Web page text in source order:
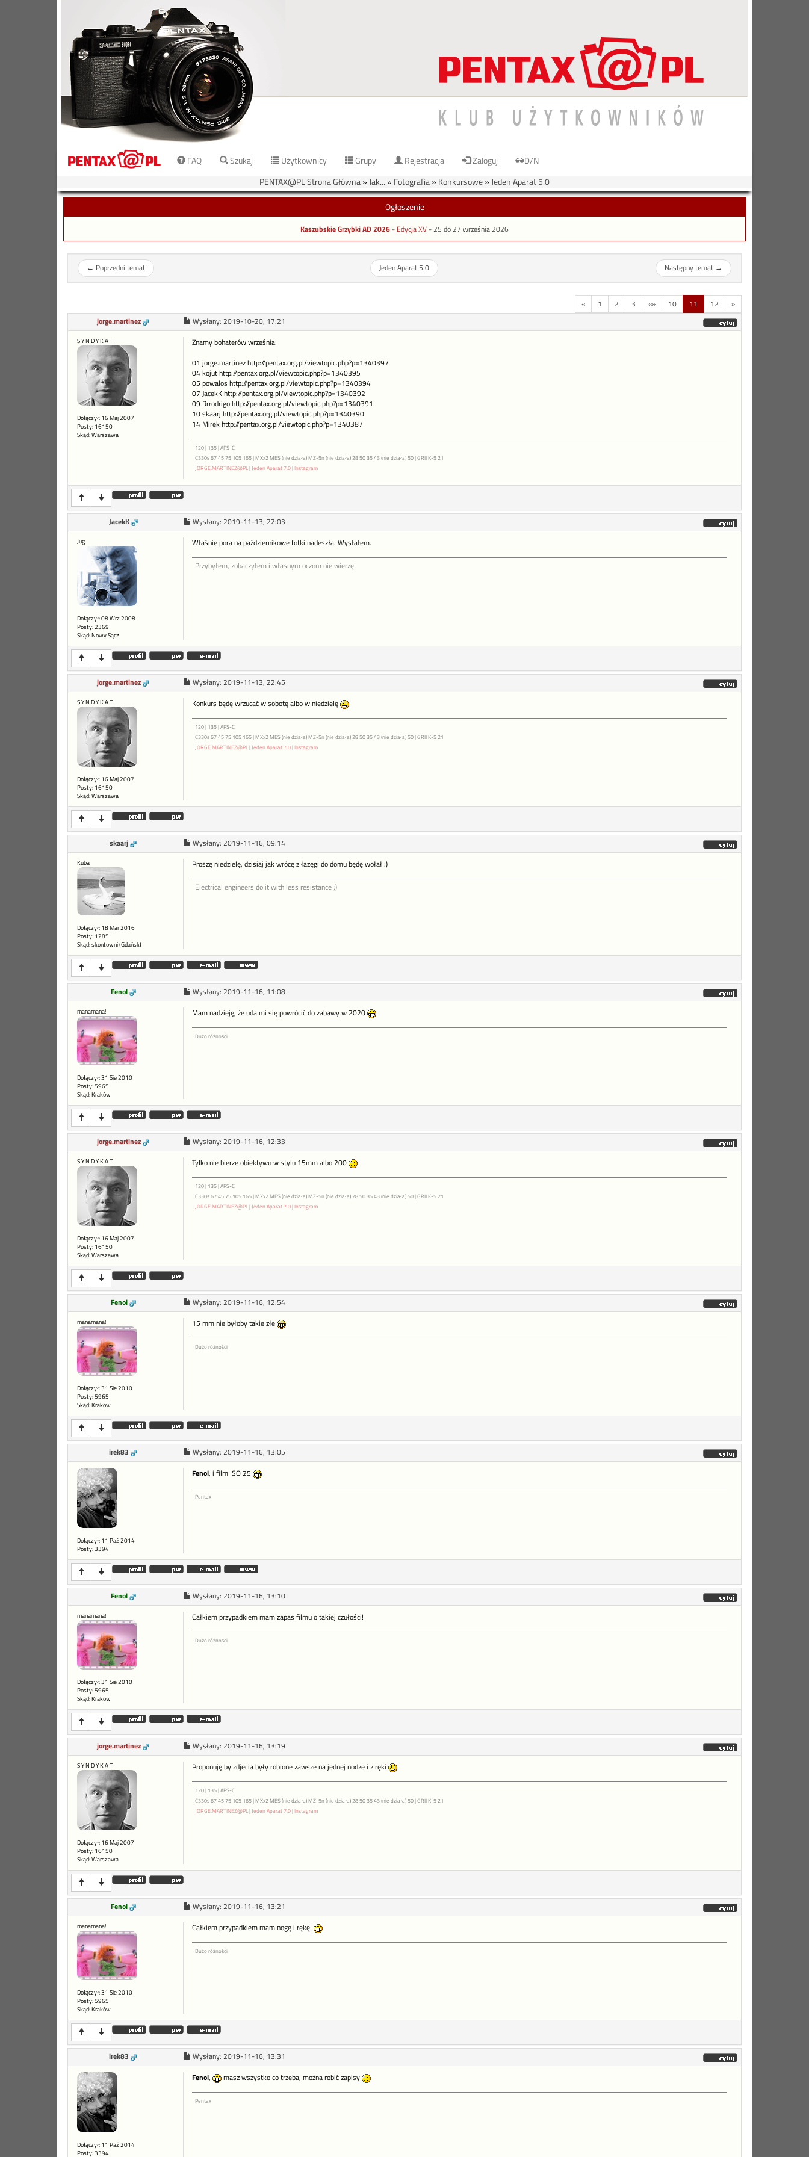
FAQ Szukaj Użytkownicy Grupy Rejestracja Zaloguj
D/N
PENTAX@PL Strona Główna» Jak... » Fotografia» Konkursowe» Jeden Aparat 5.0
Ogłoszenie
Kaszubskie Grzybki AD 2026- Edycja XV -25 do 27 września 2026
← Poprzedni temat Jeden Aparat 5.0 Następny temat→
« 1 2 3 «» 10 11 12 »
jorge.martinez Wysłany: 2019-10-20, 17:21
S Y N D Y K A T
Dołączył: 16 Maj 2007
Posty: 16150
Skąd: Warszawa
Znamy bohaterów września:
01 jorge.martinez http://pentax.org.pl/viewtopic.php?p=1340397
04 kojut http://pentax.org.pl/viewtopic.php?p=1340395
05 powalos http://pentax.org.pl/viewtopic.php?p=1340394
07 JacekK http://pentax.org.pl/viewtopic.php?p=1340392
09 Rrrodrigo http://pentax.org.pl/viewtopic.php?p=1340391
10 skaarj http://pentax.org.pl/viewtopic.php?p=1340390
14 Mirek http://pentax.org.pl/viewtopic.php?p=1340387
120 | 135 | APS-C
C330s 67 45 75 105 165 | MXx2 MES (nie działa) MZ-5n (nie działa) 28 50 35 43 (nie działa) 50 | GRII K-5 21
JORGE.MARTINEZ@PL| Jeden Aparat 7.0|Instagram
JacekK Wysłany: 2019-11-13, 22:03
Jug
Dołączył: 08 Wrz 2008
Posty: 2369
Skąd: Nowy Sącz
Właśnie pora na październikowe fotki nadeszła. Wysłałem.
Przybyłem, zobaczyłem i własnym oczom nie wierzę!
jorge.martinez Wysłany: 2019-11-13, 22:45
S Y N D Y K A T
Dołączył: 16 Maj 2007
Posty: 16150
Skąd: Warszawa
Konkurs będę wrzucać w sobotę albo w niedzielę
120 | 135 | APS-C
C330s 67 45 75 105 165 | MXx2 MES (nie działa) MZ-5n (nie działa) 28 50 35 43 (nie działa) 50 | GRII K-5 21
JORGE.MARTINEZ@PL| Jeden Aparat 7.0|Instagram
skaarj Wysłany: 2019-11-16, 09:14
Kuba
Dołączył: 18 Mar 2016
Posty: 1285
Skąd: skontowni (Gdańsk)
Proszę niedzielę, dzisiaj jak wrócę z łazęgi do domu będę wołał :)
Electrical engineers do it with less resistance ;)
Fenol Wysłany: 2019-11-16, 11:08
manamana!
Dołączył: 31 Sie 2010
Posty: 5965
Skąd: Kraków
Mam nadzieję, że uda mi się powrócić do zabawy w 2020
Dużo różności
jorge.martinez Wysłany: 2019-11-16, 12:33
S Y N D Y K A T
Dołączył: 16 Maj 2007
Posty: 16150
Skąd: Warszawa
Tylko nie bierze obiektywu w stylu 15mm albo 200
120 | 135 | APS-C
C330s 67 45 75 105 165 | MXx2 MES (nie działa) MZ-5n (nie działa) 28 50 35 43 (nie działa) 50 | GRII K-5 21
JORGE.MARTINEZ@PL| Jeden Aparat 7.0|Instagram
Fenol Wysłany: 2019-11-16, 12:54
manamana!
Dołączył: 31 Sie 2010
Posty: 5965
Skąd: Kraków
15 mm nie byłoby takie złe
Dużo różności
irek83 Wysłany: 2019-11-16, 13:05
Dołączył: 11 Paź 2014
Posty: 3394
Fenol, i film ISO 25
Pentax
Fenol Wysłany: 2019-11-16, 13:10
manamana!
Dołączył: 31 Sie 2010
Posty: 5965
Skąd: Kraków
Całkiem przypadkiem mam zapas filmu o takiej czułości!
Dużo różności
jorge.martinez Wysłany: 2019-11-16, 13:19
S Y N D Y K A T
Dołączył: 16 Maj 2007
Posty: 16150
Skąd: Warszawa
Proponuję by zdjecia były robione zawsze na jednej nodze i z ręki
120 | 135 | APS-C
C330s 67 45 75 105 165 | MXx2 MES (nie działa) MZ-5n (nie działa) 28 50 35 43 (nie działa) 50 | GRII K-5 21
JORGE.MARTINEZ@PL| Jeden Aparat 7.0|Instagram
Fenol Wysłany: 2019-11-16, 13:21
manamana!
Dołączył: 31 Sie 2010
Posty: 5965
Skąd: Kraków
Całkiem przypadkiem mam nogę i rękę!
Dużo różności
irek83 Wysłany: 2019-11-16, 13:31
Dołączył: 11 Paź 2014
Posty: 3394
Fenol, masz wszystko co trzeba, można robić zapisy
Pentax